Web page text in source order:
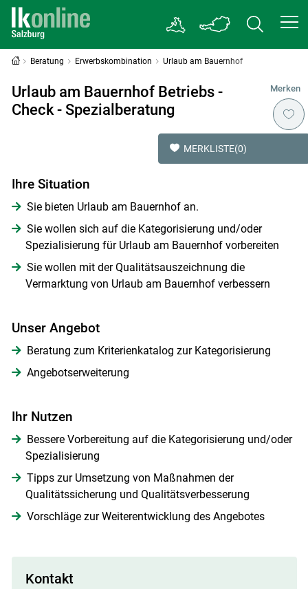
Beratung Erwerbskombination Urlaub am Bauernhof
Merken
Urlaub am Bauernhof Betriebs -
Check - Spezialberatung
MERKLISTE(0)
Ihre Situation
Sie bieten Urlaub am Bauernhof an.
Sie wollen sich auf die Kategorisierung und/oder
Spezialisierung für Urlaub am Bauernhof vorbereiten
Sie wollen mit der Qualitätsauszeichnung die
Vermarktung von Urlaub am Bauernhof verbessern
Unser Angebot
Beratung zum Kriterienkatalog zur Kategorisierung
Angebotserweiterung
Ihr Nutzen
Bessere Vorbereitung auf die Kategorisierung und/oder
Spezialisierung
Tipps zur Umsetzung von Maßnahmen der
Qualitätssicherung und Qualitätsverbesserung
Vorschläge zur Weiterentwicklung des Angebotes
Kontakt